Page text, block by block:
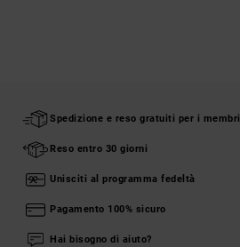
Spedizione e reso gratuiti per i membri
Reso entro 30 giorni
Unisciti al programma fedeltà
Pagamento 100% sicuro
Hai bisogno di aiuto?